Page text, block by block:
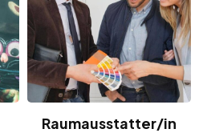
Raumausstatter/in